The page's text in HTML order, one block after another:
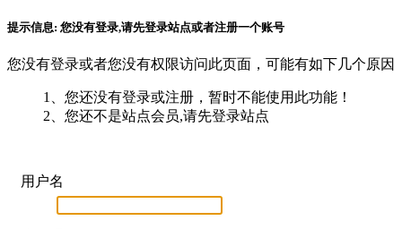
提示信息: 您没有登录,请先登录站点或者注册一个账号
您没有登录或者您没有权限访问此页面，可能有如下几个原因
1、您还没有登录或注册，暂时不能使用此功能！
2、您还不是站点会员,请先登录站点
用户名